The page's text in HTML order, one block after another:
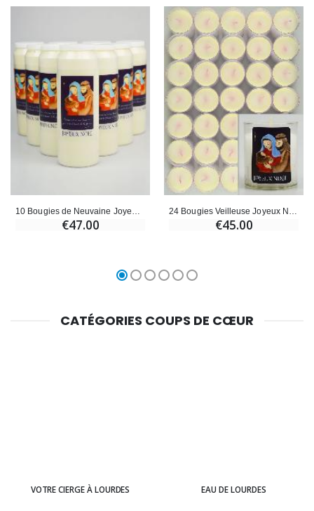
€47.00 €45.00
CATÉGORIES COUPS DE CŒUR
VOTRE CIERGE À LOURDES EAU DE LOURDES